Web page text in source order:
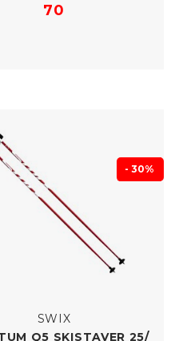
70
- 30%
SWIX
Q5 SKISTAVER 25/​